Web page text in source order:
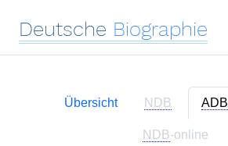
Deutsche Biographie
Übersicht NDB ADB
NDB-online